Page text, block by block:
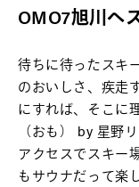
OMO7旭川へ
待ちに待ったスキ
のおいしさ、疾走
にすれば、そこに
（おも） by 星野
アクセスでスキー
もサウナだって楽